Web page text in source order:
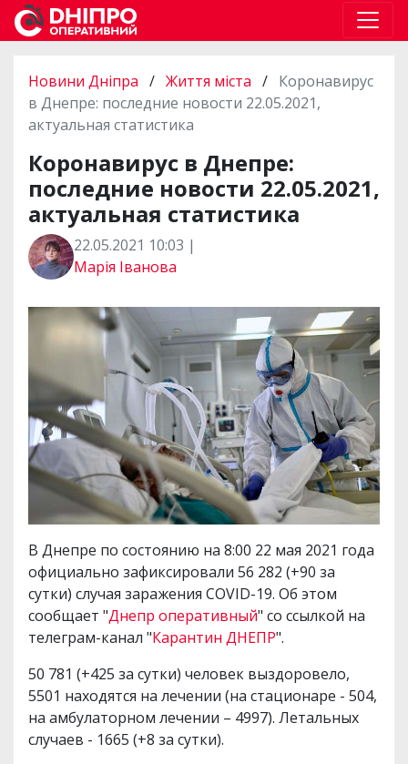
Новини Дніпра / Життя міста / Коронавирус
в Днепре: последние новости 22.05.2021,
актуальная статистика
Коронавирус в Днепре:
последние новости 22.05.2021,
актуальная статистика
22.05.2021 10:03 |
Марія Іванова
В Днепре по состоянию на 8:00 22 мая 2021 года
официально зафиксировали 56 282 (+90 за
сутки) случая заражения COVID-19. Об этом
сообщает "Днепр оперативный" со ссылкой на
телеграм-канал "Карантин ДНЕПР".
50 781 (+425 за сутки) человек выздоровело,
5501 находятся на лечении (на стационаре - 504,
на амбулаторном лечении – 4997). Летальных
случаев - 1665 (+8 за сутки).